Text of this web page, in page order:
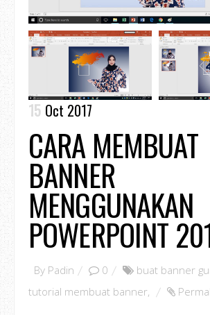
15 Oct 2017
CARA MEMBUAT
BANNER
MENGGUNAKAN
POWERPOINT
By Padin 0 buat banner
tutorial membuat banner,